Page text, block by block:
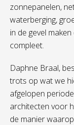
zonnepanelen,
waterberging,
in de gevel
compleet.
Daphne Braal,
trots op wat we
afgelopen
architecten voor
de manier